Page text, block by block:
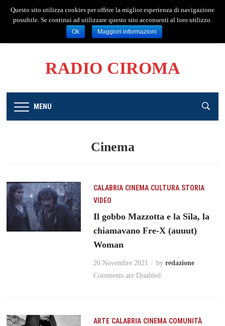
facebooktwitter instagrammail
RADIO CIROMA
MENU
Cinema
CALABRIA CINEMA CULTURA STORIA
VIDEO
Il gobbo Mazzotta e la Sila, la
chiamavano Fre-X (auuut)
Woman
20 Novembre 2021 by redazione
Comments are Disabled
ARTE CALABRIA CINEMA COMUNITÀ
Questo sito utilizza cookies per offrire la miglior esperienza di navigazione
possibile. Se continui ad utilizzare questo sito acconsenti al loro utilizzo.
Ok Maggiori informazioni